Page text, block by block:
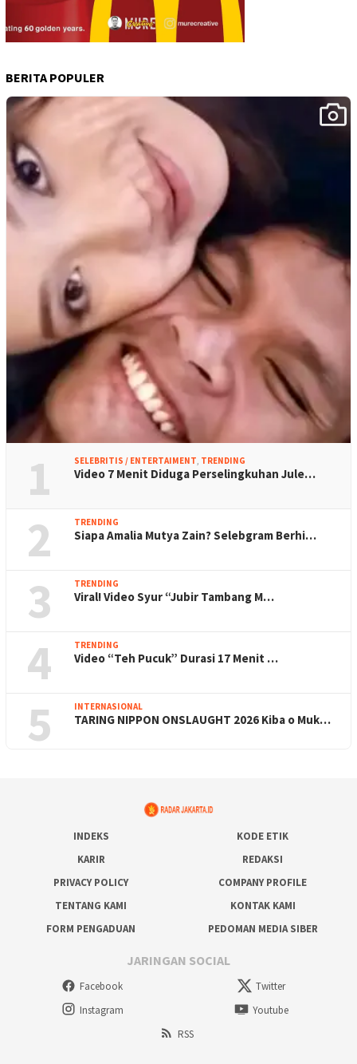
BERITA POPULER
1 SELEBRITIS / ENTERTAIMENT, TRENDING
Video 7 Menit Diduga Perselingkuhan Jule…
2 TRENDING
Siapa Amalia Mutya Zain? Selebgram Berhi…
3 TRENDING
Viral! Video Syur “Jubir Tambang M…
4 TRENDING
Video “Teh Pucuk” Durasi 17 Menit …
5 INTERNASIONAL
TARING NIPPON ONSLAUGHT 2026 Kiba o Muk…
INDEKS
KODE ETIK
KARIR
REDAKSI
PRIVACY POLICY
COMPANY PROFILE
TENTANG KAMI
KONTAK KAMI
FORM PENGADUAN
PEDOMAN MEDIA SIBER
JARINGAN SOCIAL
Facebook
Twitter
Instagram
Youtube
RSS